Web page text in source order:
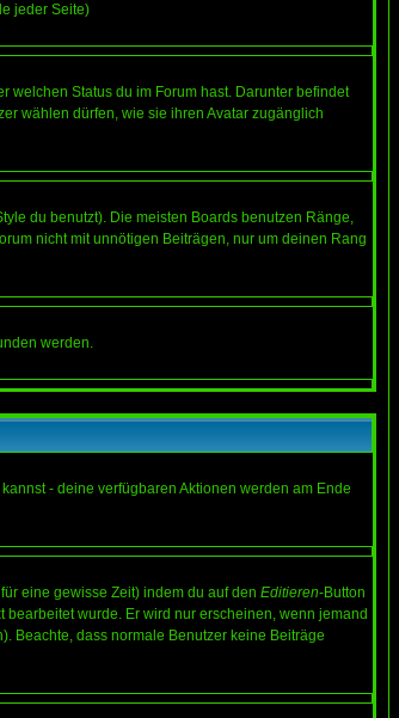
jeder Seite)
welchen Status du im Forum hast. Darunter befindet
wählen dürfen, wie sie ihren Avatar zugänglich
du benutzt). Die meisten Boards benutzen Ränge,
nicht mit unnötigen Beiträgen, nur um deinen Rang
werden.
- deine verfügbaren Aktionen werden am Ende
eine gewisse Zeit) indem du auf den Editieren-Button
wurde. Er wird nur erscheinen, wenn jemand
Beachte, dass normale Benutzer keine Beiträge